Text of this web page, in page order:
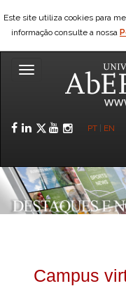
Este site utiliza cookies para
informação consulte a nossa
Toggle
Facebook
LinkedIn
Twitter
PT EN
Campus